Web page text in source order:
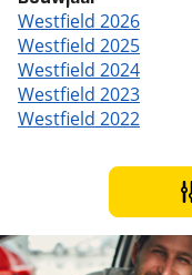
Westfield 2026
Westfield 2025
Westfield 2024
Westfield 2023
Westfield 2022